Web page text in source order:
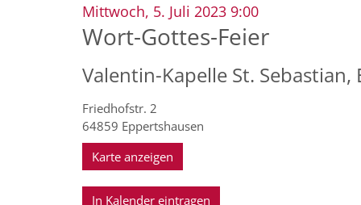
Mittwoch, 5. Juli 2023 9:00:
Wort-Gottes-Feier
Valentin-Kapelle St. Sebastian,
Friedhofstr. 2
64859 Eppertshausen
Karte anzeigen
In Kalender eintragen